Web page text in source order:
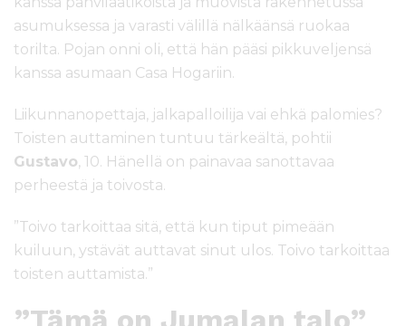
asumuksessa ja varasti välillä nälkäänsä ruokaa
torilta. Pojan onni oli, että hän pääsi pikkuveljensä
kanssa asumaan Casa Hogariin.
Liikunnanopettaja, jalkapalloilija vai ehkä palomies?
Toisten auttaminen tuntuu tärkeältä, pohtii
Gustavo, 10. Hänellä on painavaa sanottavaa
perheestä ja toivosta.
”Toivo tarkoittaa sitä, että kun tiput pimeään
kuiluun, ystävät auttavat sinut ulos. Toivo tarkoittaa
toisten auttamista.”